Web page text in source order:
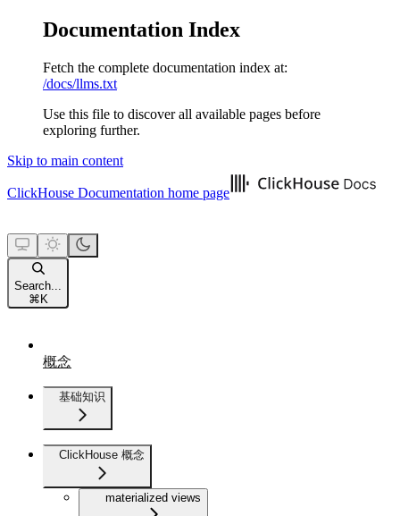
Documentation Index
Fetch the complete documentation index at:
/docs/llms.txt
Use this file to discover all available pages before
exploring further.
Skip to main content
ClickHouse Documentation home page
Search...
⌘ K
概念
基础知识
ClickHouse 概念
materialized views